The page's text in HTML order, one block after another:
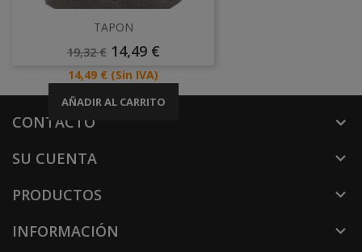
TAPON
Precio
19,32 € Precio
14,49 €
Precio
14,49 € (Sin IVA)
AÑADIR AL CARRITO
CONTACTO
SU CUENTA

PRODUCTOS 
INFORMACIÓN 